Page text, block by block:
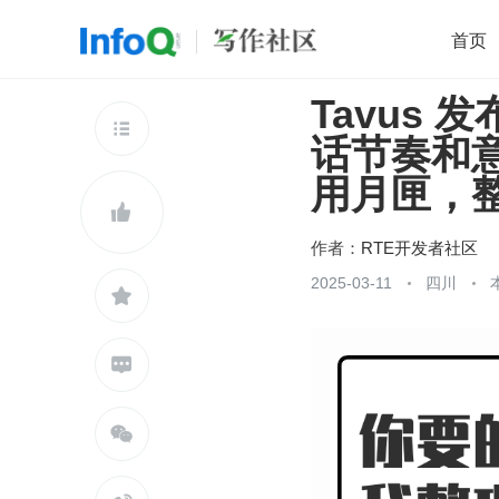
首页
开源 架构
团队管理
查看更多





Tavus 发
话节奏和
用月匣，
作者： RTE开发者社区
2025-03-11 四川